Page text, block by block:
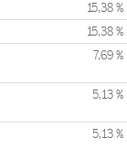
15,38 %
15,38 %
7,69 %
5,13 %
5,13 %